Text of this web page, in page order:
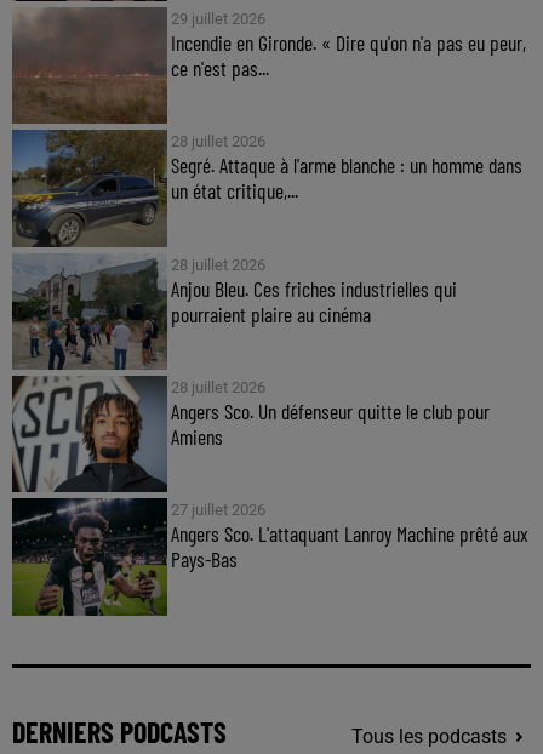
29 juillet 2026
Incendie en Gironde. « Dire qu'on n'a pas eu peur,
ce n'est pas...
28 juillet 2026
Segré. Attaque à l'arme blanche : un homme dans
un état critique,...
28 juillet 2026
Anjou Bleu. Ces friches industrielles qui
pourraient plaire au cinéma
28 juillet 2026
Angers Sco. Un défenseur quitte le club pour
Amiens
27 juillet 2026
Angers Sco. L'attaquant Lanroy Machine prêté aux
Pays-Bas
DERNIERS PODCASTS Tous les podcasts